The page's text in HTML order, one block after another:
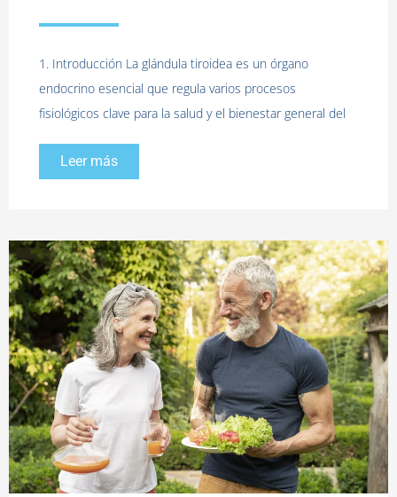
1. Introducción La glándula tiroidea es un órgano
endocrino esencial que regula varios procesos
fisiológicos clave para la salud y el bienestar general del
Leer más